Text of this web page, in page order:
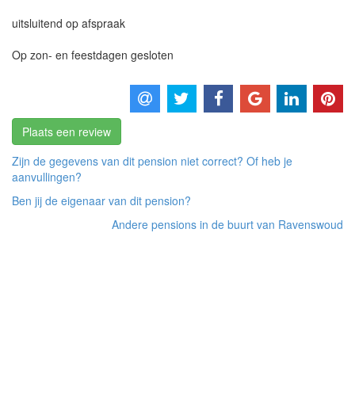
uitsluitend op afspraak
Op zon- en feestdagen gesloten
Plaats een review
Zijn de gegevens van dit pension niet correct? Of heb je
aanvullingen?
Ben jij de eigenaar van dit pension?
Andere pensions in de buurt van Ravenswoud